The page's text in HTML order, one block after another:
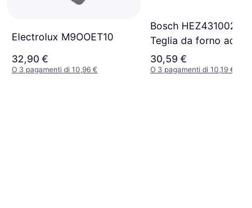
Electrolux M9OOET10
32,90 €
O 3 pagamenti di 10,96 €
Bosch HEZ431002
Teglia da forno
e componente per
30,59 €
O 3 pagamenti di 10,19 €